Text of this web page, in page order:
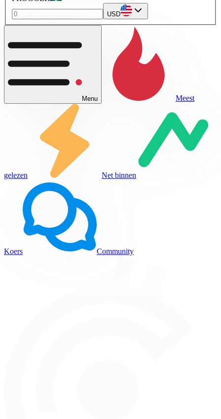
USD
Menu Meest
gelezen Net binnen
Koers Community